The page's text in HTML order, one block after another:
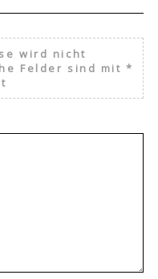
wird nicht
Felder sind mit*